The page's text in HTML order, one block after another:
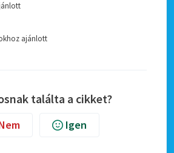
ajánlott
találta a cikket?
Igen